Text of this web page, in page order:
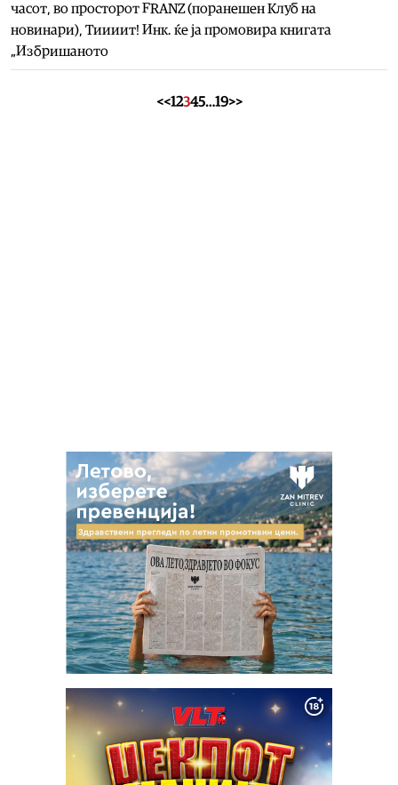
часот, во просторот FRANZ (поранешен Клуб на
новинари), Тиииит! Инк. ќе ја промовира книгата
„Избришаното
<<12345…19>>